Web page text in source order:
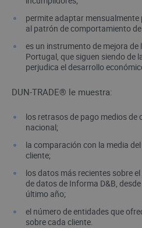
permite adaptar
al patrón de comportamiento
es un instrumento de mejora de
Portugal, que siguen siendo de
perjudica el desarrollo
DUN-TRADE® le muestra:
los retrasos de pago medios de
nacional;
la comparación con la media
cliente;
los datos más recientes sobre
de datos de Informa D&B,
último año;
el número de entidades que
sobre cada cliente.